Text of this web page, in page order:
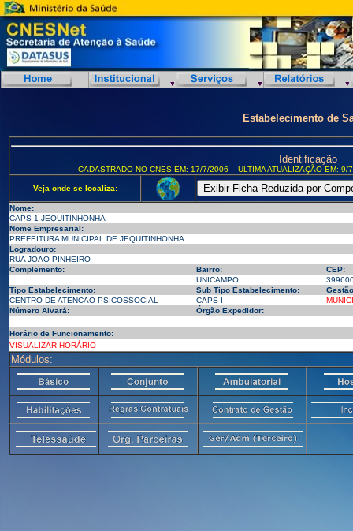
Estabelecimento de
Identificação
CADASTRADO NO CNES EM: 17/7/2006 ULTIMA ATUALIZAÇÃO EM:
Veja onde se localiza:
Nome:
CAPS 1 JEQUITINHONHA
Nome Empresarial:
PREFEITURA MUNICIPAL DE JEQUITINHONHA
Logradouro:
RUA JOAO PINHEIRO
Complemento:
Bairro:
CEP:
UNICAMPO
Tipo Estabelecimento:
Sub Tipo Estabelecimento:
CENTRO DE ATENCAO PSICOSSOCIAL
CAPS I
Número Alvará:
Órgão Expedidor:
Horário de Funcionamento:
VISUALIZAR HORÁRIO
Módulos: